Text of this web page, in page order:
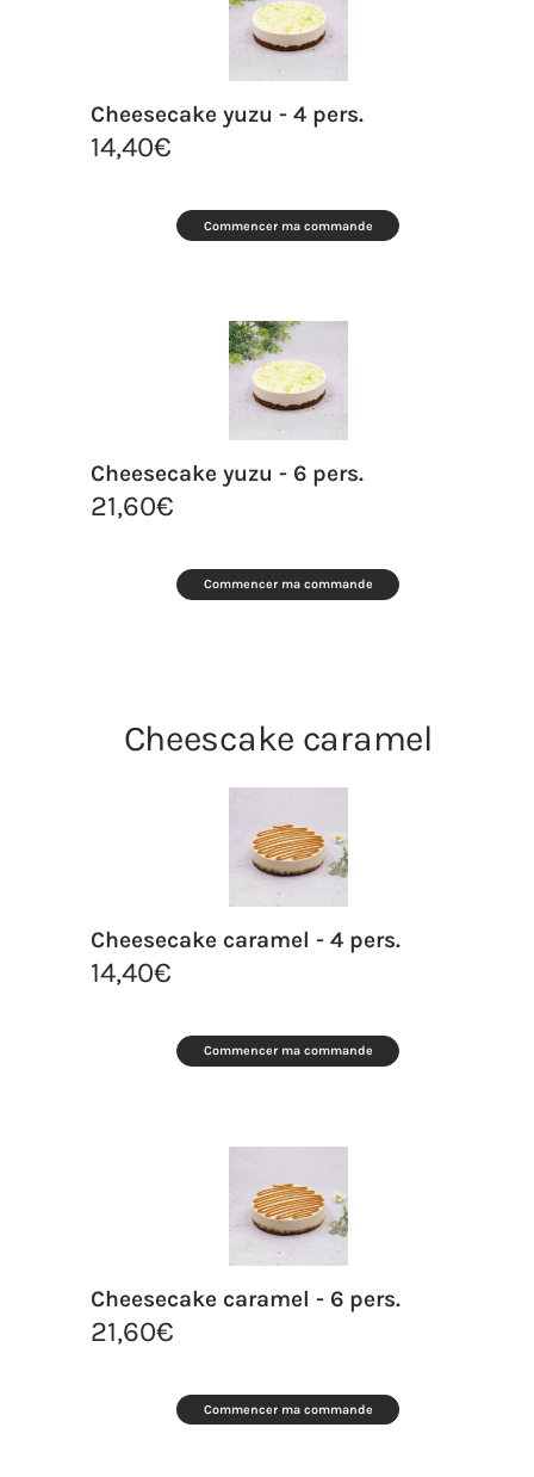
Cheesecake yuzu - 4 pers.
14,40€
Commencer ma commande
Cheesecake yuzu - 6 pers.
21,60€
Commencer ma commande
Cheescake caramel
Cheesecake caramel - 4 pers.
14,40€
Commencer ma commande
Cheesecake caramel - 6 pers.
21,60€
Commencer ma commande